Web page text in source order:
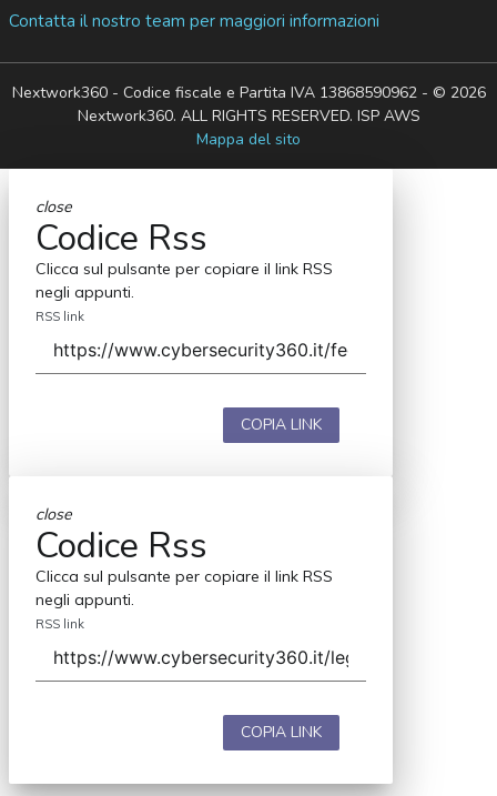
Contatta il nostro team per maggiori informazioni
Nextwork360 - Codice fiscale e Partita IVA 13868590962 - © 2026
Nextwork360. ALL RIGHTS RESERVED. ISP AWS
Mappa del sito
close
Codice Rss
Clicca sul pulsante per copiare il link RSS
negli appunti.
RSS link
COPIA LINK
close
Codice Rss
Clicca sul pulsante per copiare il link RSS
negli appunti.
RSS link
COPIA LINK